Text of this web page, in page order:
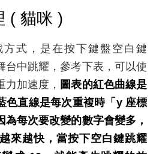
( 貓咪 )
方式，是在按下鍵盤空白鍵
台中跳耀，參考下表，可以使
加速度， 圖表的紅色曲線是
色直線是每次重複時「y 座標
每次要改變的數字會變多，
來越快，當按下空白鍵跳耀